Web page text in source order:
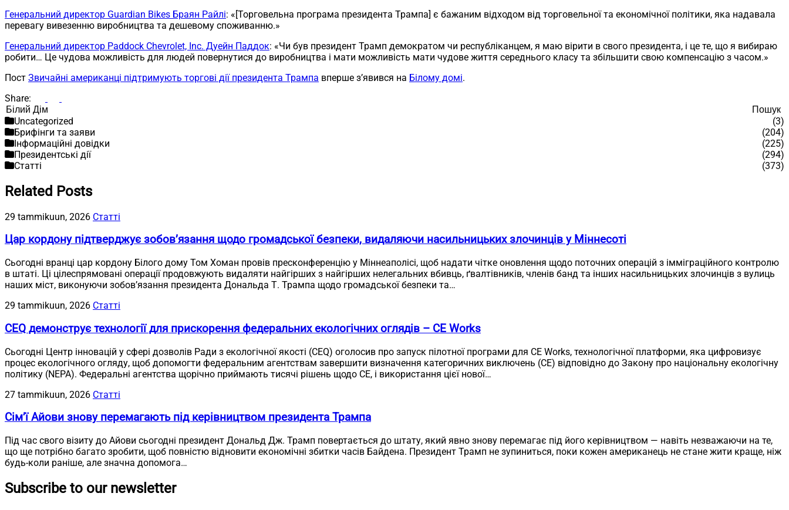
Генеральний директор Guardian Bikes Браян Райлі: «[Торговельна програма президента Трампа] є бажаним відходом від торговельної та економічної політики, яка надавала
перевагу вивезенню виробництва та дешевому споживанню.»
Генеральний директор Paddock Chevrolet, Inc. Дуейн Паддок: «Чи був президент Трамп демократом чи республіканцем, я маю вірити в свого президента, і це те, що я вибираю
робити… Це чудова можливість для людей повернутися до виробництва і мати можливість мати чудове життя середнього класу та збільшити свою компенсацію з часом.»
Пост Звичайні американці підтримують торгові дії президента Трампа вперше з’явився на Білому домі.
Share:
Пошук
Пошук
Uncategorized
(3)
Брифінги та заяви
(204)
Інформаційні довідки
(225)
Президентські дії
(294)
Статті
(373)
Related Posts
29 tammikuun, 2026 Статті
Цар кордону підтверджує зобов’язання щодо громадської безпеки, видаляючи насильницьких злочинців у Міннесоті
Сьогодні вранці цар кордону Білого дому Том Хоман провів пресконференцію у Міннеаполісі, щоб надати чітке оновлення щодо поточних операцій з імміграційного контролю
в штаті. Ці цілеспрямовані операції продовжують видаляти найгірших з найгірших нелегальних вбивць, ґвалтівників, членів банд та інших насильницьких злочинців з вулиць
наших міст, виконуючи зобов’язання президента Дональда Т. Трампа щодо громадської безпеки та…
29 tammikuun, 2026 Статті
CEQ демонструє технології для прискорення федеральних екологічних оглядів – CE Works
Сьогодні Центр інновацій у сфері дозволів Ради з екологічної якості (CEQ) оголосив про запуск пілотної програми для CE Works, технологічної платформи, яка цифровизує
процес екологічного огляду, щоб допомогти федеральним агентствам завершити визначення категоричних виключень (CE) відповідно до Закону про національну екологічну
політику (NEPA). Федеральні агентства щорічно приймають тисячі рішень щодо CE, і використання цієї нової…
27 tammikuun, 2026 Статті
Сім’ї Айови знову перемагають під керівництвом президента Трампа
Під час свого візиту до Айови сьогодні президент Дональд Дж. Трамп повертається до штату, який явно знову перемагає під його керівництвом — навіть незважаючи на те,
що ще потрібно багато зробити, щоб повністю відновити економічні збитки часів Байдена. Президент Трамп не зупиниться, поки кожен американець не стане жити краще, ніж
будь-коли раніше, але значна допомога…
Subscribe to our newsletter